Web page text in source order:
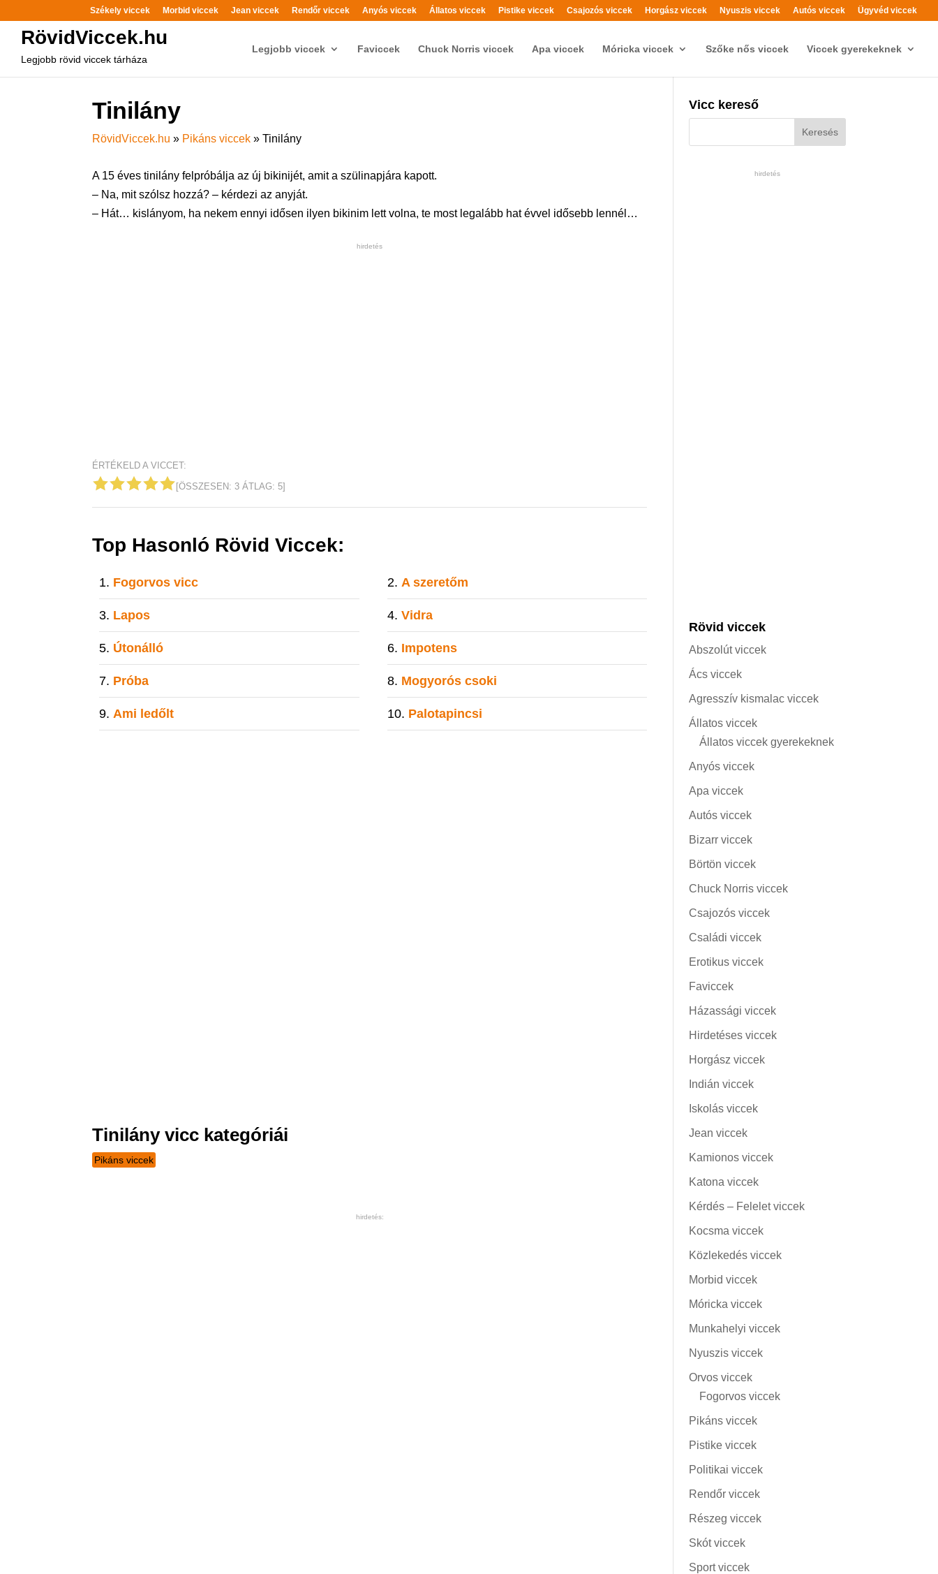
Székely viccek Morbid viccek Jean viccek Rendőr viccek Anyós viccek Állatos viccek Pistike viccek Csajozós viccek Horgász viccek Nyuszis viccek Autós viccek Ügyvéd viccek
RövidViccek.hu
Legjobb rövid viccek tárháza
Legjobb viccek Faviccek Chuck Norris viccek Apa viccek Móricka viccek Szőke nős viccek Viccek gyerekeknek
Tinilány
RövidViccek.hu » Pikáns viccek » Tinilány
A 15 éves tinilány felpróbálja az új bikinijét, amit a szülinapjára kapott.
– Na, mit szólsz hozzá? – kérdezi az anyját.
– Hát… kislányom, ha nekem ennyi idősen ilyen bikinim lett volna, te most legalább hat évvel idősebb lennél…
hirdetés
ÉRTÉKELD A VICCET:
[ÖSSZESEN: 3 ÁTLAG: 5]
Top Hasonló Rövid Viccek:
Fogorvos vicc A szeretőm
Lapos Vidra
Útonálló Impotens
Próba Mogyorós csoki
Ami ledőlt Palotapincsi
Tinilány vicc kategóriái
Pikáns viccek
hirdetés:
Vicc kereső
hirdetés
Rövid viccek
Abszolút viccek
Ács viccek
Agresszív kismalac viccek
Állatos viccek
Állatos viccek gyerekeknek
Anyós viccek
Apa viccek
Autós viccek
Bizarr viccek
Börtön viccek
Chuck Norris viccek
Csajozós viccek
Családi viccek
Erotikus viccek
Faviccek
Házassági viccek
Hirdetéses viccek
Horgász viccek
Indián viccek
Iskolás viccek
Jean viccek
Kamionos viccek
Katona viccek
Kérdés – Felelet viccek
Kocsma viccek
Közlekedés viccek
Morbid viccek
Móricka viccek
Munkahelyi viccek
Nyuszis viccek
Orvos viccek
Fogorvos viccek
Pikáns viccek
Pistike viccek
Politikai viccek
Rendőr viccek
Részeg viccek
Skót viccek
Sport viccek